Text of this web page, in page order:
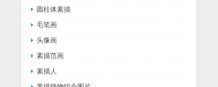
圆柱体素描
毛笔画
头像画
素描范画
素描人